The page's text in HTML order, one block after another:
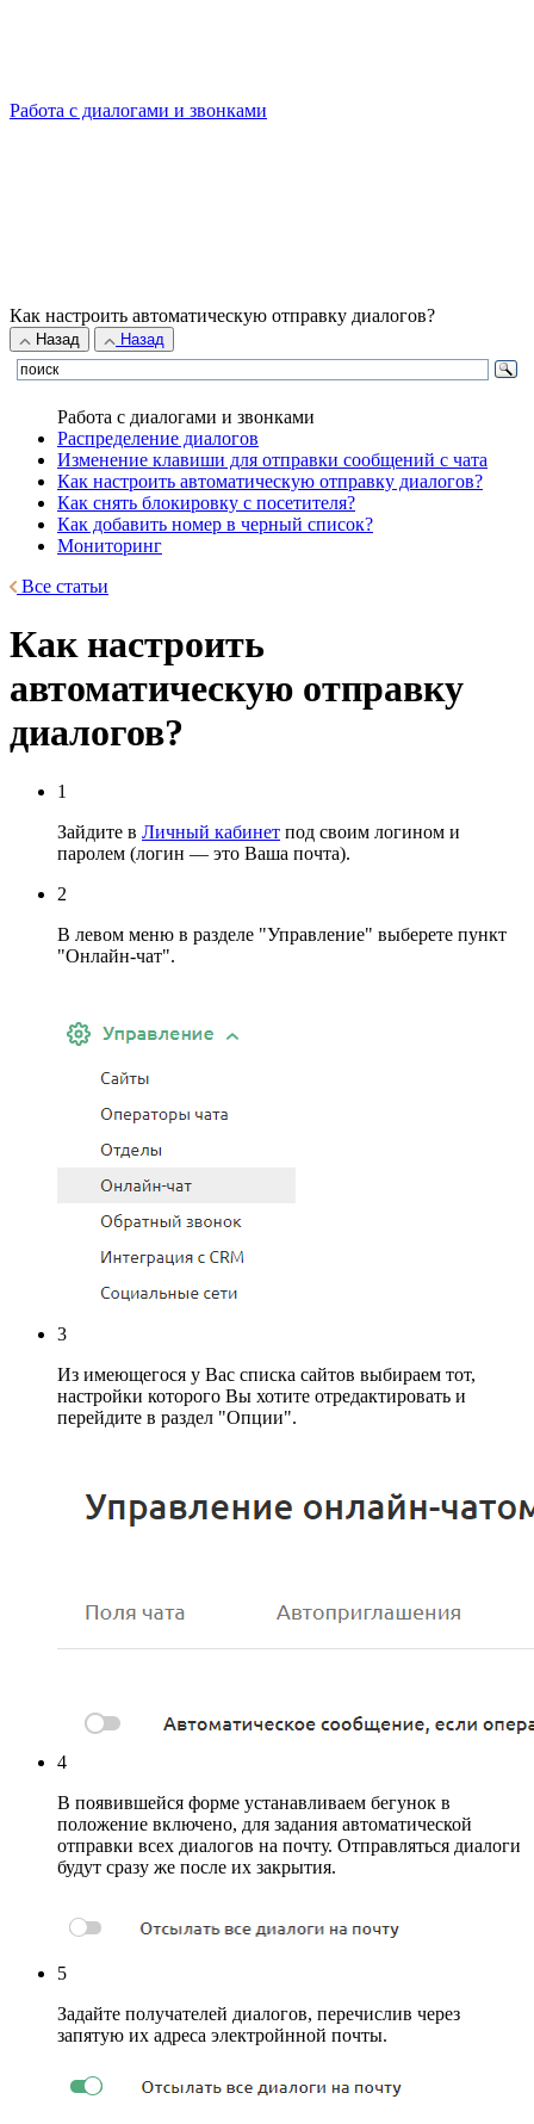
Работа с диалогами и звонками
Как настроить автоматическую отправку диалогов?
Назад Назад
Работа с диалогами и звонками
Распределение диалогов
Изменение клавиши для отправки сообщений с чата
Как настроить автоматическую отправку диалогов?
Как снять блокировку с посетителя?
Как добавить номер в черный список?
Мониторинг
Все статьи
Как настроить
автоматическую отправку
диалогов?
1
Зайдите в Личный кабинет под своим логином и
паролем (логин — это Ваша почта).
2
В левом меню в разделе "Управление" выберете пункт
"Онлайн-чат".
3
Из имеющегося у Вас списка сайтов выбираем тот,
настройки которого Вы хотите отредактировать и
перейдите в раздел "Опции".
4
В появившейся форме устанавливаем бегунок в
положение включено, для задания автоматической
отправки всех диалогов на почту. Отправляться диалоги
будут сразу же после их закрытия.
5
Задайте получателей диалогов, перечислив через
запятую их адреса электройнной почты.